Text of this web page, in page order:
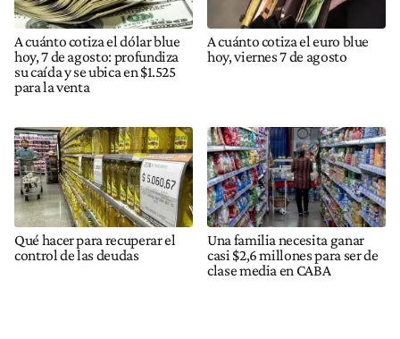
A cuánto cotiza el dólar blue
hoy, 7 de agosto: profundiza
su caída y se ubica en $1.525
para la venta
A cuánto cotiza el euro blue
hoy, viernes 7 de agosto
Qué hacer para recuperar el
control de las deudas
Una familia necesita ganar
casi $2,6 millones para ser de
clase media en CABA